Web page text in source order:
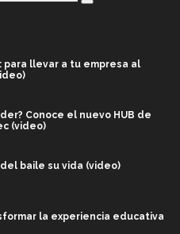
para llevar a tu empresa al
Conoce el nuevo HUB de
(video)
baile su vida (video)
la experiencia educativa